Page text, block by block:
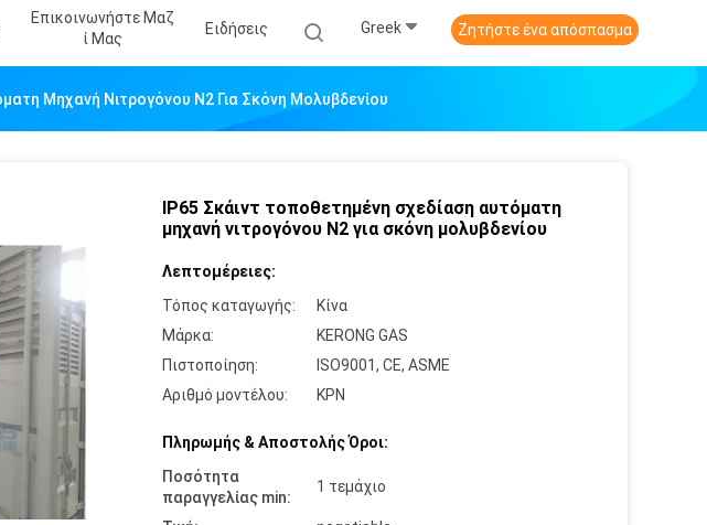
Επικοινωνήστε Μαζ
Ί Μας
Ειδήσεις Greek Ζητήστε ένα απόσπασμα
Μηχανή Νιτρογόνου N2 Για Σκόνη Μολυβδενίου
IP65 Σκάιντ τοποθετημένη σχεδίαση αυτόματη
μηχανή νιτρογόνου N2 για σκόνη μολυβδενίου
Λεπτομέρειες:
Τόπος καταγωγής:
Κίνα
Μάρκα:
KERONG GAS
Πιστοποίηση:
ISO9001, CE, ASME
Αριθμό μοντέλου:
ΚΡΝ
Πληρωμής & Αποστολής Όροι:
Ποσότητα
παραγγελίας min:
1 τεμάχιο